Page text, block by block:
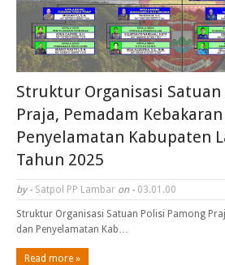
Struktur Organisasi Satuan
Praja, Pemadam
Penyelamatan Kabupaten
Tahun 2025
by - Satpol PP Lambar on - 03.01.00
Struktur Organisasi Satuan Polisi Pamong
dan Penyelamatan Kab…
Read more »